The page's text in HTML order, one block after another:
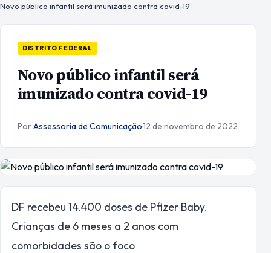
Novo público infantil será imunizado contra covid-19
DISTRITO FEDERAL
Novo público infantil será
imunizado contra covid-19
PorAssessoria de Comunicação·12 de novembro de 2022
DF recebeu 14.400 doses de Pfizer Baby.
Crianças de 6 meses a 2 anos com
comorbidades são o foco